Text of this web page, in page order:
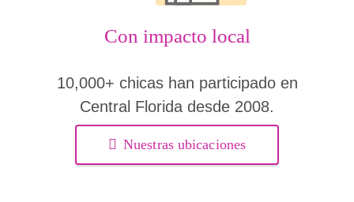
Con impacto local
10,000+ chicas han participado en
Central Florida desde 2008.
Nuestras ubicaciones